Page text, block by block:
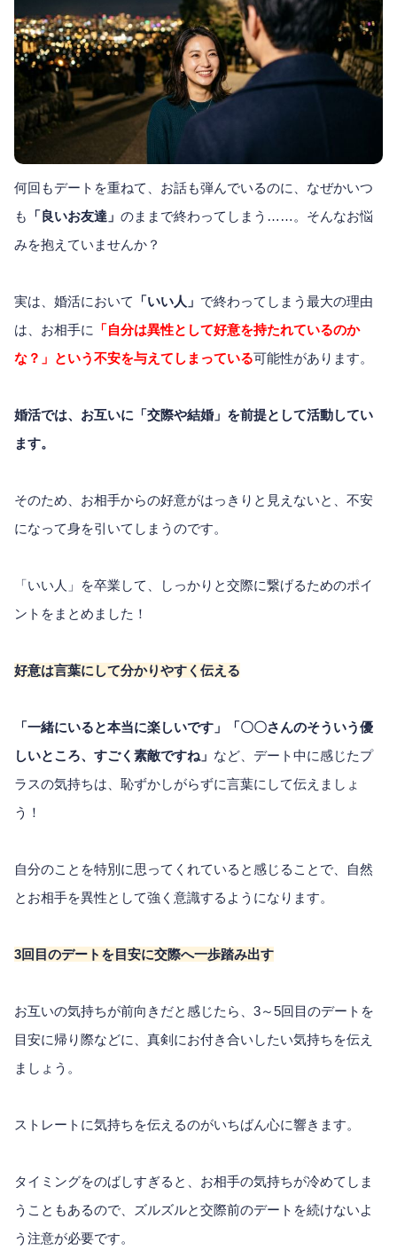
何回もデートを重ねて、お話も弾んでいるのに、なぜかいつ
も
「良いお友達」 のままで終わってしまう……。そんなお悩
みを抱えていませんか？
実は、婚活において 「いい人」 で終わってしまう最大の理由
は、お相手に
「自分は異性として好意を持たれているのか
な？」という不安を与えてしまっている可能性があります。
婚活では、お互いに「交際や結婚」を前提として活動してい
ます。
そのため、お相手からの好意がはっきりと見えないと、不安
になって身を引いてしまうのです。
「いい人」を卒業して、しっかりと交際に繋げるためのポイ
ントをまとめました！
好意は言葉にして分かりやすく伝える
「一緒にいると本当に楽しいです」「〇〇さんのそういう優
しいところ、すごく素敵ですね」 など、デート中に感じたプ
ラスの気持ちは、恥ずかしがらずに言葉にして伝えましょ
う！
自分のことを特別に思ってくれていると感じることで、自然
とお相手を異性として強く意識するようになります。
3回目のデートを目安に交際へ一歩踏み出す
お互いの気持ちが前向きだと感じたら、3～5回目のデートを
目安に帰り際などに、真剣にお付き合いしたい気持ちを伝え
ましょう。
ストレートに気持ちを伝えるのがいちばん心に響きます。
タイミングをのばしすぎると、お相手の気持ちが冷めてしま
うこともあるので、ズルズルと交際前のデートを続けないよ
う注意が必要です。